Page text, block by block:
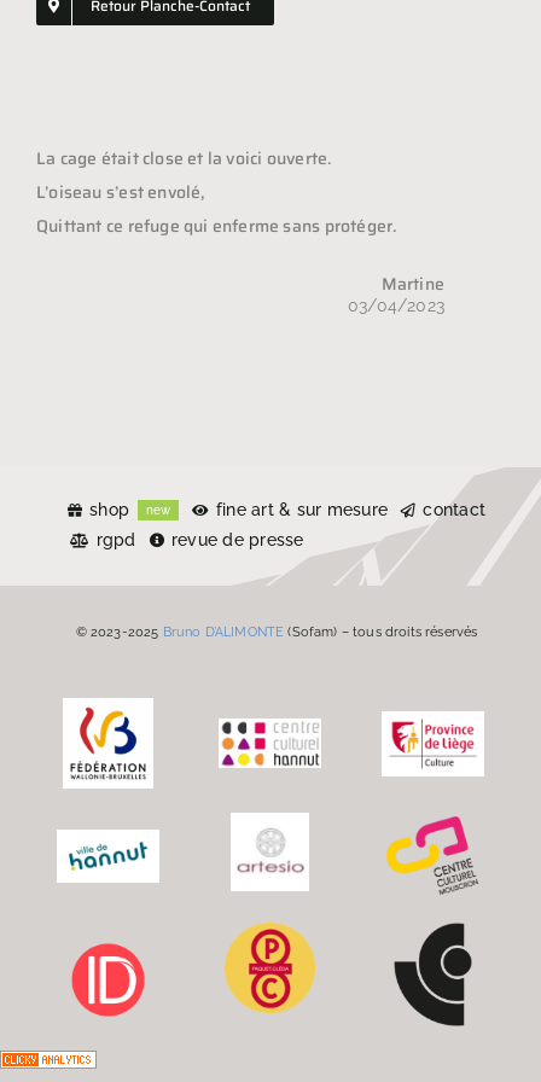
Retour Planche-Contact
La cage était close et la voici ouverte.
L’oiseau s’est envolé,
Quittant ce refuge qui enferme sans protéger.
Martine
03/04/2023
shop new fine art & sur mesure
contact
rgpd
revue de presse
© 2023-2025 Bruno D’ALIMONTE (Sofam) – tous droits réservés